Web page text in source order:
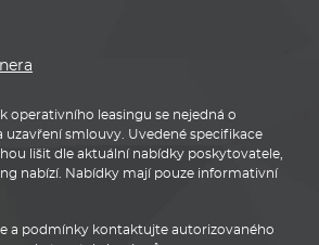
operativního leasingu se nejedná o
uzavření smlouvy. Uvedené specifikace
lišit dle aktuální nabídky poskytovatele,
nabízí. Nabídky mají pouze informativní
a podmínky kontaktujte autorizovaného